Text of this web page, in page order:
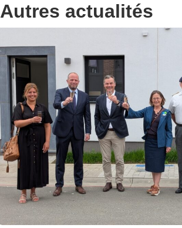
Autres actualités